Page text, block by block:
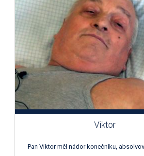
Viktor
Pan Viktor měl nádor konečníku,